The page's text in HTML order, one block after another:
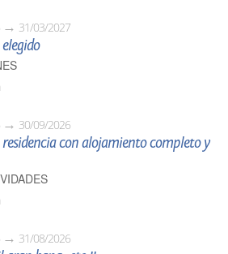
31/03/2027
30/09/2026
residencia con alojamiento completo y
31/08/2026